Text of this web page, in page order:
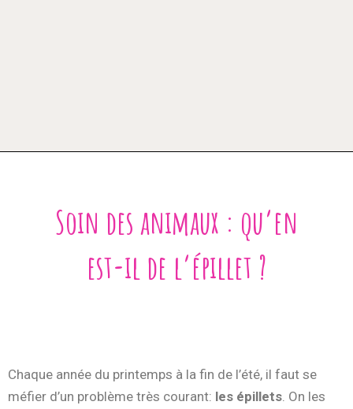
Soin des animaux : qu’en
est-il de l’épillet ?
Chaque année du printemps à la fin de l’été, il faut se
méfier d’un problème très courant: les épillets . On les